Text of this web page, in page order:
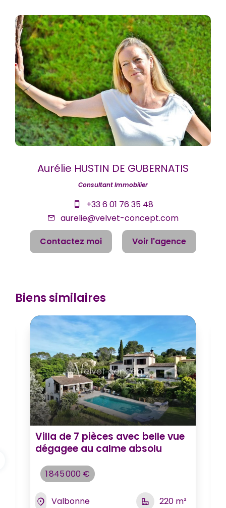
Aurélie HUSTIN DE GUBERNATIS
Consultant Immobilier
+33 6 01 76 35 48
aurelie@velvet-concept.com
Contactez moi
Voir l'agence
Biens similaires
Villa de 7 pièces avec belle vue
dégagee au calme absolu
1 845 000 €
Valbonne
220 m²